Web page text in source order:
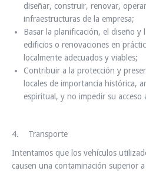
diseñar, construir, renovar,
infraestructuras de la empresa;
Basar la planificación, el diseño y
edificios o renovaciones en
localmente adecuados y viables;
Contribuir a la protección y
locales de importancia histórica,
espiritual, y no impedir su acceso
4. Transporte
Intentamos que los vehículos
causen una contaminación superior